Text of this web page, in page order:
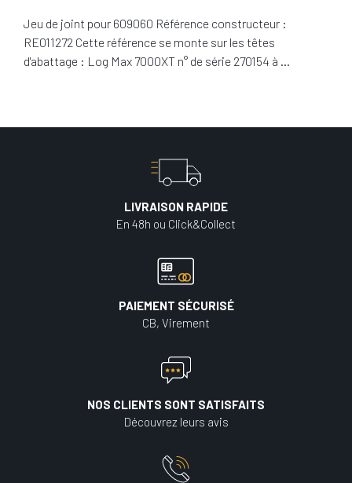
Jeu de joint pour 609060 Référence constructeur :
RE011272 Cette référence se monte sur les têtes
d'abattage : Log Max 7000XT n° de série 270154 à …
LIVRAISON RAPIDE
En 48h ou Click&Collect
PAIEMENT SÉCURISÉ
CB, Virement
NOS CLIENTS SONT SATISFAITS
Découvrez leurs avis